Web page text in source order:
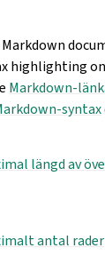
highlighting
Markdown-
syntax
längd av
antal rader